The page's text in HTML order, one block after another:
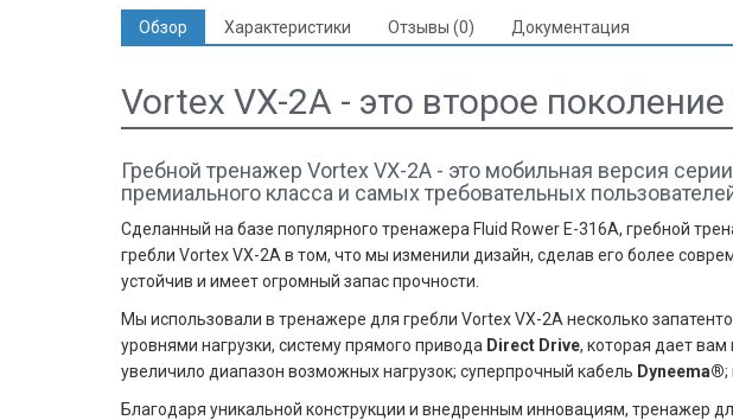
Обзор Характеристики Отзывы (0) Документация
Vortex VX-2A - это второе
Гребной тренажер Vortex VX-2A - это мобильная версия
премиального класса и самых требовательных
Сделанный на базе популярного тренажера Fluid Rower E-316А, гребной
гребли Vortex VX-2А в том, что мы изменили дизайн, сделав его более
устойчив и имеет огромный запас прочности.
Мы использовали в тренажере для гребли Vortex VX-2А несколько
уровнями нагрузки, систему прямого привода Direct Drive, которая дает
увеличило диапазон возможных нагрузок; суперпрочный кабель Dyneema®;
Благодаря уникальной конструкции и внедренным инновациям, тренажер